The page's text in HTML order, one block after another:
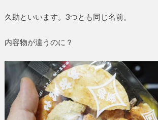
久助といいます。3つとも同じ名前。
内容物が違うのに？